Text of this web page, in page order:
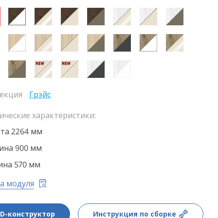
Грэйс
характеристики:
2264 мм
900 мм
570 мм
модуля
конструктор Инструкция по сборке